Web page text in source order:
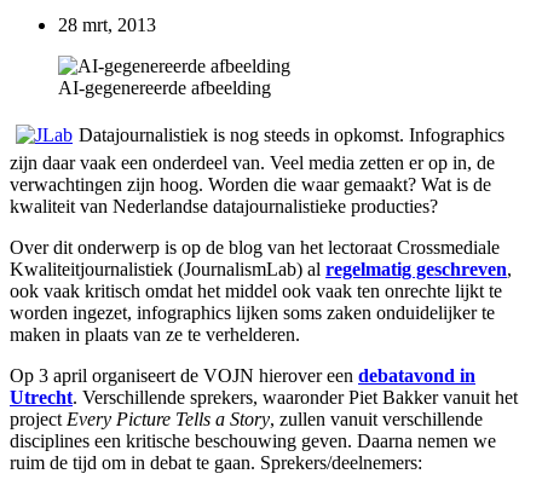
28 mrt, 2013
AI-gegenereerde afbeelding
Datajournalistiek is nog steeds in opkomst. Infographics
zijn daar vaak een onderdeel van. Veel media zetten er op in, de
verwachtingen zijn hoog. Worden die waar gemaakt? Wat is de
kwaliteit van Nederlandse datajournalistieke producties?
Over dit onderwerp is op de blog van het lectoraat Crossmediale
Kwaliteitjournalistiek (JournalismLab) al regelmatig geschreven,
ook vaak kritisch omdat het middel ook vaak ten onrechte lijkt te
worden ingezet, infographics lijken soms zaken onduidelijker te
maken in plaats van ze te verhelderen.
Op 3 april organiseert de VOJN hierover een debatavond in
Utrecht. Verschillende sprekers, waaronder Piet Bakker vanuit het
project Every Picture Tells a Story, zullen vanuit verschillende
disciplines een kritische beschouwing geven. Daarna nemen we
ruim de tijd om in debat te gaan. Sprekers/deelnemers: